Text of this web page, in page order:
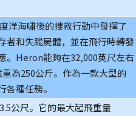
洋海嘯後的搜救行動中發揮了
者和失蹤屍體，並在飛行時轉發
。Heron能夠在32,000英尺左右
為250公斤。作為一款大型的
種任務。
公尺。它的最大起飛重量